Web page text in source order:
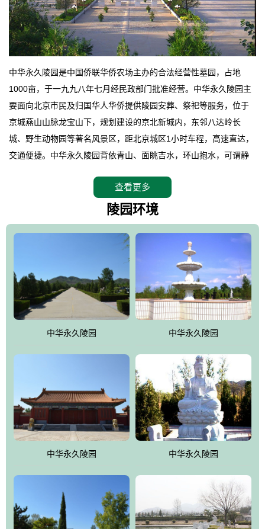
中华永久陵园是中国侨联华侨农场主办的合法经营性墓园，占地
1000亩，于一九九八年七月经民政部门批准经营。中华永久陵园主
要面向北京市民及归国华人华侨提供陵园安葬、祭祀等服务，位于
京城燕山山脉龙宝山下，规划建设的京北新城内，东邻八达岭长
城、野生动物园等著名风景区，距北京城区1小时车程，高速直达，
交通便捷。中华永久陵园背依青山、面眺吉水，环山抱水，可谓静
地。在总体设计上完全以中国传统文化作为前渠，由三条山脊环绕
而成，宛如一把太师椅，呈坐南朝北向，左青龙，右白虎，前朱
环绕挡住了外界的风吹，流动的生气遇到官厅的水又止住了，正好
符合山环水抱，藏风纳气的要求。中华永久陵园风景庄重典雅、气
势如宏，是华北地区最大的平川式墓园，陵园以皇家建筑风格为载
体吸取现代园林艺术之精华
查看更多
陵园环境
中华永久陵园 中华永久陵园
中华永久陵园 中华永久陵园